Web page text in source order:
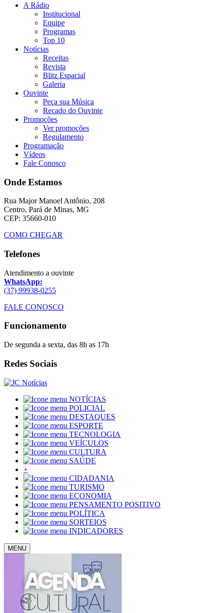
A Rádio
Institucional
Equipe
Programas
Top 10
Notícias
Receitas
Revista
Blitz Espacial
Galeria
Ouvinte
Peça sua Música
Recado do Ouvinte
Promoções
Ver promoções
Regulamento
Programação
Vídeos
Fale Conosco
Onde Estamos
Rua Major Manoel Antônio, 208
Centro, Pará de Minas, MG
CEP: 35660-010
COMO CHEGAR
Telefones
Atendimento a ouvinte
WhatsApp:
(37) 99938-0255
FALE CONOSCO
Funcionamento
De segunda a sexta, das 8h as 17h
Redes Sociais
NOTÍCIAS
POLICIAL
DESTAQUES
ESPORTE
TECNOLOGIA
VEÍCULOS
CULTURA
SAÚDE
+
CIDADANIA
TURISMO
ECONOMIA
PENSAMENTO POSITIVO
POLÍTICA
SORTEIOS
INDICADORES
MENU